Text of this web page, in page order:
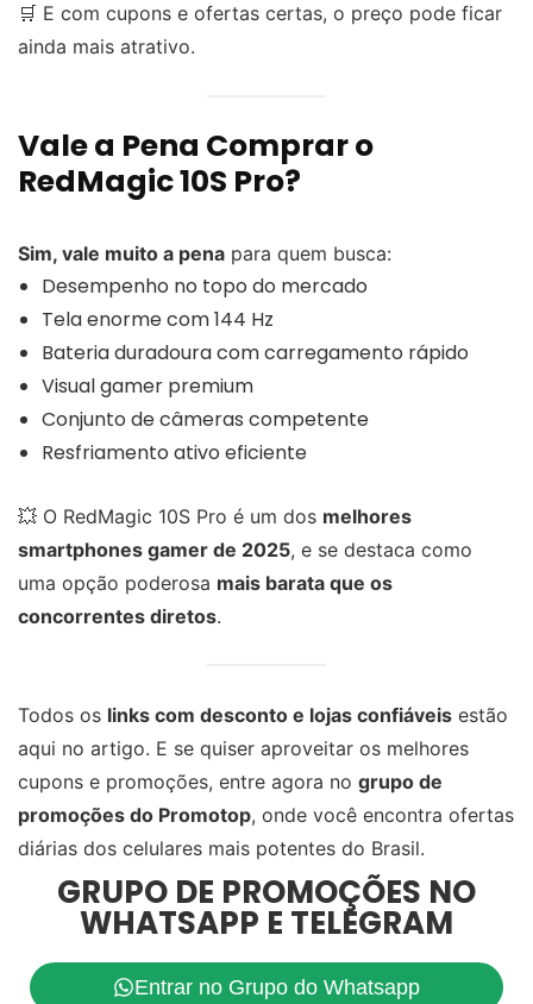
🛒 E com cupons e ofertas certas, o preço pode ficar
ainda mais atrativo.
Vale a Pena Comprar o
RedMagic 10S Pro?
Sim, vale muito a pena para quem busca:
Desempenho no topo do mercado
Tela enorme com 144 Hz
Bateria duradoura com carregamento rápido
Visual gamer premium
Conjunto de câmeras competente
Resfriamento ativo eficiente
💥 O RedMagic 10S Pro é um dos melhores
smartphones gamer de 2025, e se destaca como
uma opção poderosa mais barata que os
concorrentes diretos.
Todos os links com desconto e lojas confiáveis estão
aqui no artigo. E se quiser aproveitar os melhores
cupons e promoções, entre agora no grupo de
promoções do Promotop, onde você encontra ofertas
diárias dos celulares mais potentes do Brasil.
GRUPO DE PROMOÇÕES NO
WHATSAPP E TELEGRAM
Entrar no Grupo do Whatsapp